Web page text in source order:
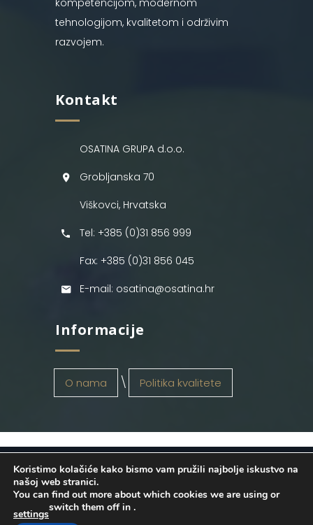
kompetencijom, modernom
tehnologijom, kvalitetom i održivim
razvojem.
Kontakt
OSATINA GRUPA d.o.o.
Grobljanska 70
Viškovci, Hrvatska
Tel: +385 (0)31 856 999
Fax: +385 (0)31 856 045
E-mail: osatina@osatina.hr
Informacije
O nama Politika kvalitete
OSATINA GRUPA d.o.o. 2026
. Configured
byINFOS Osijek. Sva prava pridržana.
Koristimo kolačiće kako bismo vam pružili najbolje iskustvo na
našoj web stranici.
You can find out more about which cookies we are using or
switch them off in
settings
.